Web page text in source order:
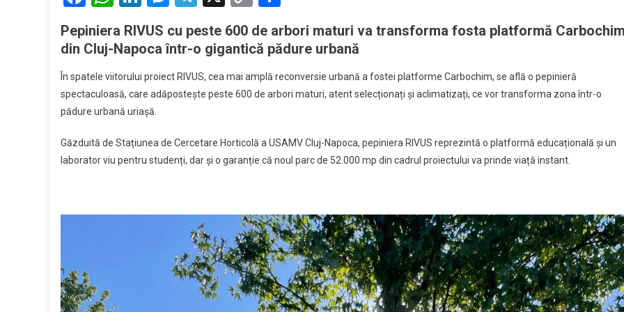
Pepiniera
RIVUS
peste
600
gata
să
mai
spectaculos
parc
urban
din
Cluj
Link
Pepiniera RIVUS cu peste 600 de arbori maturi va transforma fosta platformă
din Cluj-Napoca într-o gigantică pădure urbană
În spatele viitorului proiect RIVUS, cea mai amplă reconversie urbană a fostei platforme Carbochim, se află o pepinieră
spectaculoasă, care adăpostește peste 600 de arbori maturi, atent selecționați și aclimatizați, ce vor transforma zona într-o
pădure urbană uriașă.
Găzduită de Stațiunea de Cercetare Horticolă a USAMV Cluj-Napoca, pepiniera RIVUS reprezintă o platformă educațională și un
laborator viu pentru studenți, dar și o garanție că noul parc de 52.000 mp din cadrul proiectului va prinde viață instant.